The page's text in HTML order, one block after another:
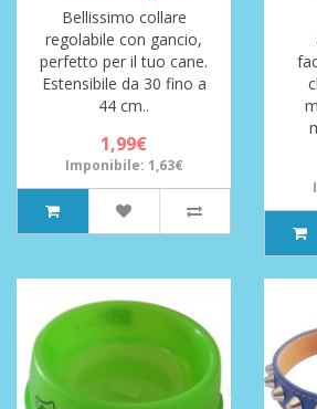
Bellissimo collare
regolabile con gancio,
perfetto per il tuo cane.
Estensibile da 30 fino a
44 cm..
1,99€
Imponibile: 1,63€